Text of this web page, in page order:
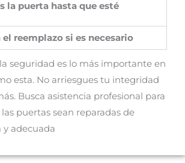
la puerta hasta que esté
el reemplazo si es necesario
seguridad es lo más importante en
esta. No arriesgues tu integridad
Busca asistencia profesional para
puertas sean reparadas de
y adecuada